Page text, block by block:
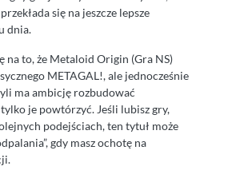
się na jeszcze lepsze
dnia.
na to, że Metaloid Origin (Gra NS)
METAGAL!, ale jednocześnie
ma ambicję rozbudować
je powtórzyć. Jeśli lubisz gry,
podejściach, ten tytuł może
gdy masz ochotę na